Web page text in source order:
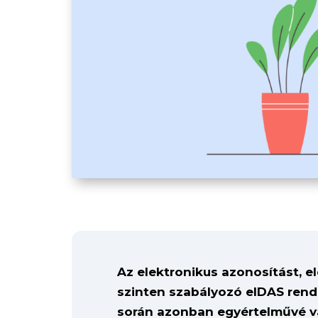
Az elektronikus azonosítást,
szinten szabályozó eIDAS
során azonban egyértelművé